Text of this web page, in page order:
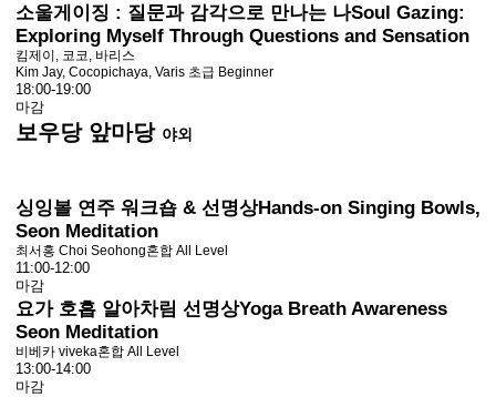
소울게이징 : 질문과 감각으로 만나는 나Soul Gazing:
Exploring Myself Through Questions and Sensation
킴제이, 코코, 바리스
Kim Jay, Cocopichaya, Varis 초급 Beginner
18:00-19:00
마감
보우당 앞마당 야외
싱잉볼 연주 워크숍 & 선명상Hands-on Singing Bowls,
Seon Meditation
최서홍 Choi Seohong혼합 All Level
11:00-12:00
마감
요가 호흡 알아차림 선명상Yoga Breath Awareness
Seon Meditation
비베카 viveka혼합 All Level
13:00-14:00
마감